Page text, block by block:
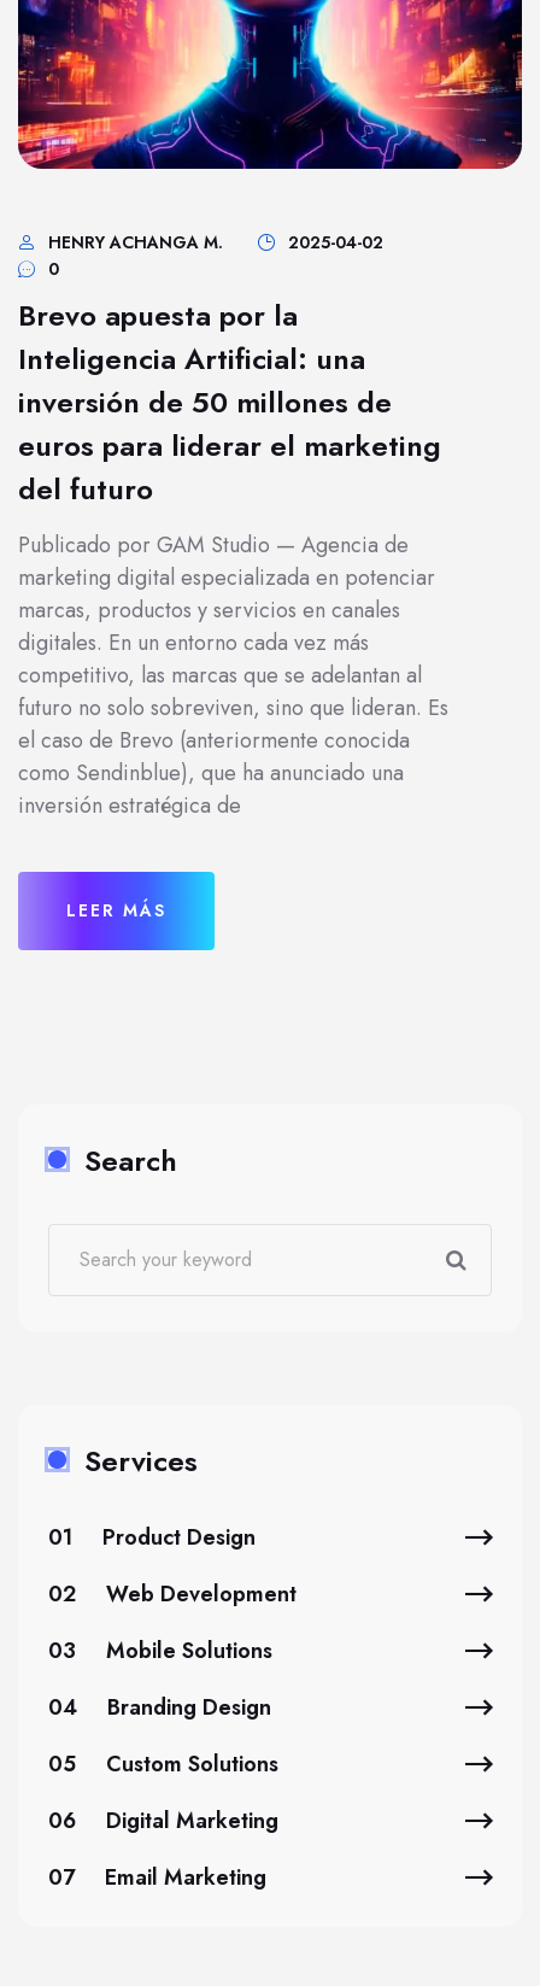
HENRY ACHANGA M.
2025-04-02
0
Brevo apuesta por la
Inteligencia Artificial: una
inversión de 50 millones de
euros para liderar el marketing
del futuro
Publicado por GAM Studio — Agencia de
marketing digital especializada en potenciar
marcas, productos y servicios en canales
digitales. En un entorno cada vez más
competitivo, las marcas que se adelantan al
futuro no solo sobreviven, sino que lideran. Es
el caso de Brevo (anteriormente conocida
como Sendinblue), que ha anunciado una
inversión estratégica de
LEER MÁS
Search
Services
01
Product Design
02
Web Development
03
Mobile Solutions
04
Branding Design
05
Custom Solutions
06
Digital Marketing
07
Email Marketing